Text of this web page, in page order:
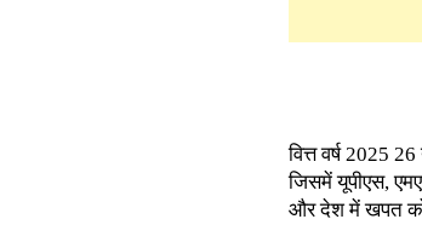
वित्त वर्ष 2025
जिसमें यूपीएस,
और देश में खपत को